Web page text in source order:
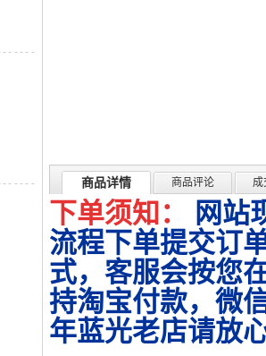
商品详情 商品评论 成
下单须知：
网站
流程下单提交订
式，客服会按您
持淘宝付款，微
年蓝光老店请放